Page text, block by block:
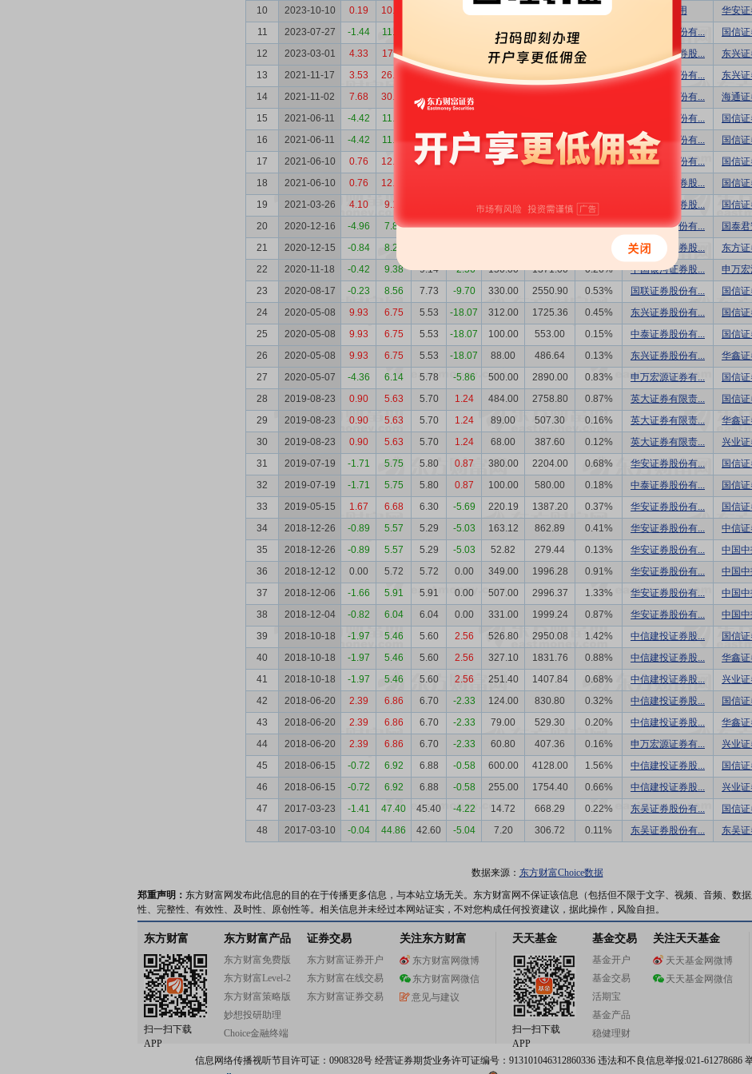
10
2023-10-10 0.19 10.60 0.00 1.75% 机构专用 华安
11
2023-07-27 -1.44 11.66 872.00 9487.36 广发证券股份有... 国信
12
2023-03-01 4.33 17.11 50.23 823.77 0.08% 中国银河证券股... 东兴
13
2021-11-17 3.53 26.71 30.85 15.50 94.58 0.19% 东兴证券股份有... 东兴
14
2021-11-02 7.68 30.15 27.75 -7.96 海通证券股份有... 海通
15
2021-06-11 -4.42 11.47 浙商证券股份有... 国信
16
2021-06-11 -4.42 11.47 10.50 -8.46 60.00 630.00 0.10% 中泰证券股份有... 国信
17
2021-06-10 0.76 12.00 11.00 -8.33 300.00 3300.00 0.49% 国联证券股份有... 国信
18
2021-06-10 0.76 12.00 中国银河证券股... 国信
19
2021-03-26 4.10 9.15 55.00 491.15 0.10% 中国银河证券股... 国信
20
2020-12-16 -4.96 7.85 9.00 14.65 75.00 675.00 0.15% 东方证券股份有... 国泰
21
2020-12-15 -0.84 8.26 0.15% 国泰君安证券股... 东方
22
2020-11-18 -0.42 9.38 9.14 -2.56 150.00 1371.00 0.26% 中国银河证券股... 申万
23
2020-08-17 -0.23 8.56 7.73 -9.70 330.00 2550.90 0.53% 国联证券股份有... 国信
24
2020-05-08 9.93 6.75 5.53 -18.07 312.00 1725.36 0.45% 东兴证券股份有... 国信
25
2020-05-08 9.93 6.75 5.53 -18.07 100.00 553.00 0.15% 中泰证券股份有... 国信
26
2020-05-08 9.93 6.75 5.53 -18.07 88.00 486.64 0.13% 东兴证券股份有... 华鑫
27
2020-05-07 -4.36 6.14 5.78 -5.86 500.00 2890.00 0.83% 申万宏源证券有... 国信
28
2019-08-23 0.90 5.63 5.70 1.24 484.00 2758.80 0.87% 英大证券有限责... 国信
29
2019-08-23 0.90 5.63 5.70 1.24 89.00 507.30 0.16% 英大证券有限责... 华鑫
30
2019-08-23 0.90 5.63 5.70 1.24 68.00 387.60 0.12% 英大证券有限责... 兴业
31
2019-07-19 -1.71 5.75 5.80 0.87 380.00 2204.00 0.68% 华安证券股份有... 国信
32
2019-07-19 -1.71 5.75 5.80 0.87 100.00 580.00 0.18% 中泰证券股份有... 国信
33
2019-05-15 1.67 6.68 6.30 -5.69 220.19 1387.20 0.37% 华安证券股份有... 国信
34
2018-12-26 -0.89 5.57 5.29 -5.03 163.12 862.89 0.41% 华安证券股份有... 中信
35
2018-12-26 -0.89 5.57 5.29 -5.03 52.82 279.44 0.13% 华安证券股份有... 中国
36
2018-12-12 0.00 5.72 5.72 0.00 349.00 1996.28 0.91% 华安证券股份有... 中国
37
2018-12-06 -1.66 5.91 5.91 0.00 507.00 2996.37 1.33% 华安证券股份有... 中国
38
2018-12-04 -0.82 6.04 6.04 0.00 331.00 1999.24 0.87% 华安证券股份有... 中国
39
2018-10-18 -1.97 5.46 5.60 2.56 526.80 2950.08 1.42% 中信建投证券股... 国信
40
2018-10-18 -1.97 5.46 5.60 2.56 327.10 1831.76 0.88% 中信建投证券股... 华鑫
41
2018-10-18 -1.97 5.46 5.60 2.56 251.40 1407.84 0.68% 中信建投证券股... 兴业
42
2018-06-20 2.39 6.86 6.70 -2.33 124.00 830.80 0.32% 中信建投证券股... 国信
43
2018-06-20 2.39 6.86 6.70 -2.33 79.00 529.30 0.20% 中信建投证券股... 华鑫
44
2018-06-20 2.39 6.86 6.70 -2.33 60.80 407.36 0.16% 申万宏源证券有... 兴业
45
2018-06-15 -0.72 6.92 6.88 -0.58 600.00 4128.00 1.56% 中信建投证券股... 国信
46
2018-06-15 -0.72 6.92 6.88 -0.58 255.00 1754.40 0.66% 中信建投证券股... 兴业
47
2017-03-23 -1.41 47.40 45.40 -4.22 14.72 668.29 0.22% 东吴证券股份有... 国信
48
2017-03-10 -0.04 44.86 42.60 -5.04 7.20 306.72 0.11% 东吴证券股份有... 东吴
数据来源： 东方财富Choice数据
郑重声明： 东方财富网发布此信息的目的在于传播更多信息，与本站立场无关。东方财富网不保证该信息（包括但不限于文字、视频、音频、数
性、完整性、有效性、及时性、原创性等。相关信息并未经过本网站证实，不对您构成任何投资建议，据此操作，风险自担。
东方财富
扫一扫下载
APP
东方财富产品
东方财富免费版
东方财富Level-2
东方财富策略版
妙想投研助理
Choice金融终端
证券交易
东方财富证券开户
东方财富在线交易
东方财富证券交易
关注东方财富
东方财富网微博
东方财富网微信
意见与建议
天天基金
扫一扫下载
APP
基金交易
基金开户
基金交易
活期宝
基金产品
稳健理财
关注天天基金
天天基金网微博
天天基金网微信
信息网络传播视听节目许可证：0908328号 经营证券期货业务许可证编号：913101046312860336 违法和不良信息举报:021-61278686